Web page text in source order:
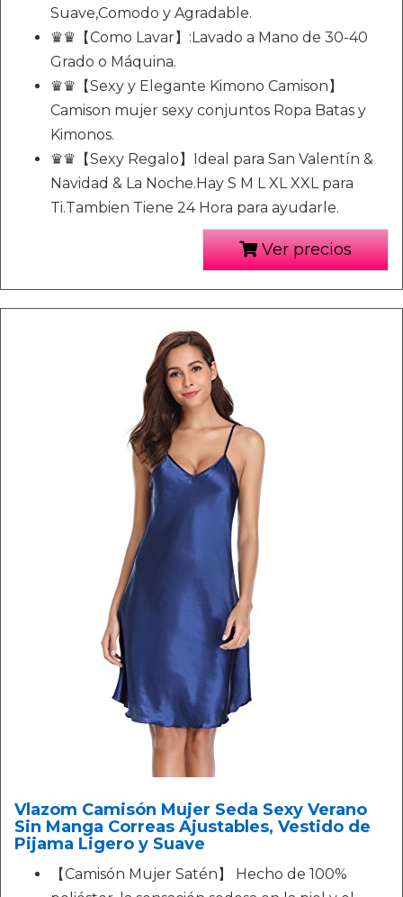
Suave,Comodo y Agradable.
♛♛【Como Lavar】:Lavado a Mano de 30-40
Grado o Máquina.
♛♛【Sexy y Elegante Kimono Camison】
Camison mujer sexy conjuntos Ropa Batas y
Kimonos.
♛♛【Sexy Regalo】Ideal para San Valentín &
Navidad & La Noche.Hay S M L XL XXL para
Ti.Tambien Tiene 24 Hora para ayudarle.
Ver precios
Vlazom Camisón Mujer Seda Sexy Verano
Sin Manga Correas Ajustables, Vestido de
Pijama Ligero y Suave
【Camisón Mujer Satén】 Hecho de 100%